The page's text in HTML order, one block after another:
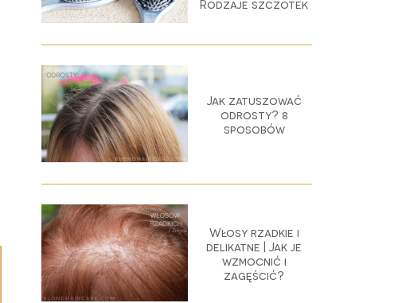
Rodzaje szczotek
Jak zatuszować
odrosty? 8
sposobów
Włosy rzadkie i
delikatne | Jak je
wzmocnić i
zagęścić?